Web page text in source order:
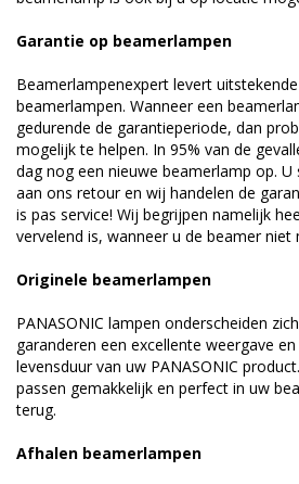
Garantie op beamerlampen
Beamerlampenexpert levert
beamerlampen. Wanneer een
gedurende de garantieperiode, dan
mogelijk te helpen. In 95% van de
dag nog een nieuwe beamerlamp op.
aan ons retour en wij handelen de
is pas service! Wij begrijpen namelijk
vervelend is, wanneer u de beamer niet
Originele beamerlampen
PANASONIC lampen onderscheiden
garanderen een excellente weergave
levensduur van uw PANASONIC
passen gemakkelijk en perfect in uw
terug.
Afhalen beamerlampen